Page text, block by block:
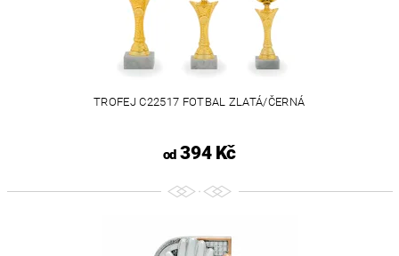
TROFEJ C22517 FOTBAL ZLATÁ/ČERNÁ
od394 Kč